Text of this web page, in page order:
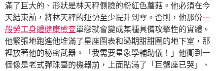
滿了巨大的、形狀是林天秤側臉的粉紅色蘑菇。他必須在今
天結束前，將林天秤的運勢至少提升到零。否則，他那份一
般勞工身體健康檢查單戀就會變成某種具備攻擊性的實體。
他緊張地跑進他堆滿了星座圖表和過期甜甜圈的地下室，那
裡放著他的秘密武器。「我需要星象學輔助儀！」他衝到一
個像是老式彈珠臺的機器前，上面貼滿了「巨蟹座已哭」、